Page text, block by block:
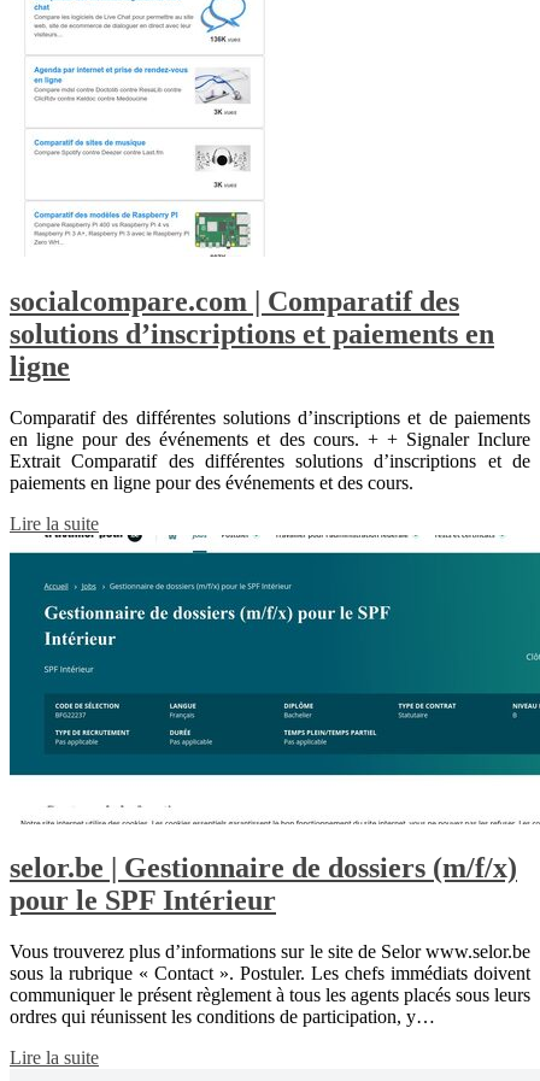
socialcompare.com | Comparatif des
solutions d’inscriptions et paiements en
ligne
Comparatif des différentes solutions d’inscriptions et de paiements
en ligne pour des événements et des cours. + + Signaler Inclure
Extrait Comparatif des différentes solutions d’inscriptions et de
paiements en ligne pour des événements et des cours.
Lire la suite
selor.be | Gestionnaire de dossiers (m/f/x)
pour le SPF Intérieur
Vous trouverez plus d’informations sur le site de Selor www.selor.be
sous la rubrique « Contact ». Postuler. Les chefs immédiats doivent
communiquer le présent règlement à tous les agents placés sous leurs
ordres qui réunissent les conditions de participation, y…
Lire la suite